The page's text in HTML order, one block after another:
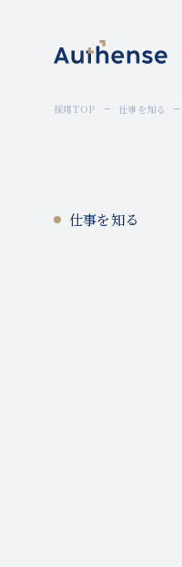
採用TOP 仕事を知る
仕事を知る